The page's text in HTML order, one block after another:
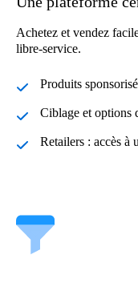
Achetez et vendez
libre-service.
Produits
Ciblage et options
Retailers : accès à